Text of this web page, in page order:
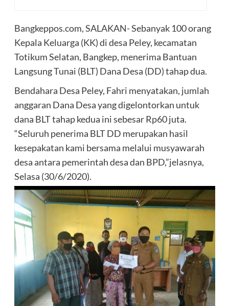
Bangkeppos.com, SALAKAN- Sebanyak 100 orang
Kepala Keluarga (KK) di desa Peley, kecamatan
Totikum Selatan, Bangkep, menerima Bantuan
Langsung Tunai (BLT) Dana Desa (DD) tahap dua.
Bendahara Desa Peley, Fahri menyatakan, jumlah
anggaran Dana Desa yang digelontorkan untuk
dana BLT tahap kedua ini sebesar Rp60 juta.
“Seluruh penerima BLT DD merupakan hasil
kesepakatan kami bersama melalui musyawarah
desa antara pemerintah desa dan BPD,”jelasnya,
Selasa (30/6/2020).